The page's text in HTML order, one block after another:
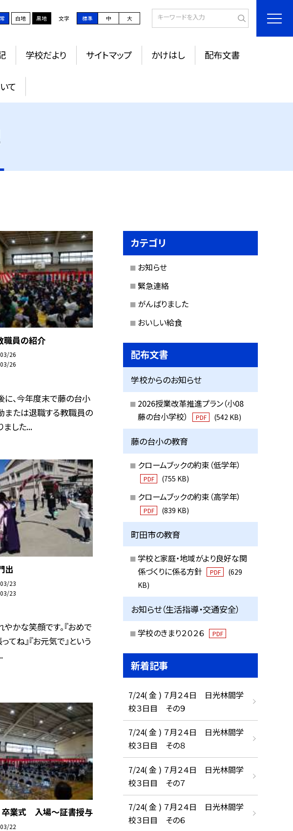
白地 黒地 文字 標準 中 大
学校だより サイトマップ かけはし 配布文書
て
職員の紹介
26
26
に、今年度末で藤の台小
または退職する教職員の
した...
出
23
23
かな笑顔です。『おめで
ってね』『お元気で』という
業式 入場〜証書授与
22
カテゴリ
お知らせ
緊急連絡
がんばりました
おいしい給食
配布文書
学校からのお知らせ
2026授業改革推進プラン（小08
藤の台小学校）
PDF (542 KB)
藤の台小の教育
クロームブックの約束（低学年）
PDF (755 KB)
クロームブックの約束（高学年）
PDF (839 KB)
町田市の教育
学校と家庭・地域がより良好な関
係づくりに係る方針
PDF
(629
KB)
お知らせ（生活指導・交通安全）
学校のきまり２０２６ PDF
新着記事
7/24( 金 ) ７月２４日 日光林間学
校３日目 その９
7/24( 金 ) ７月２４日 日光林間学
校３日目 その８
7/24( 金 ) ７月２４日 日光林間学
校３日目 その７
7/24( 金 ) ７月２４日 日光林間学
校３日目 その６